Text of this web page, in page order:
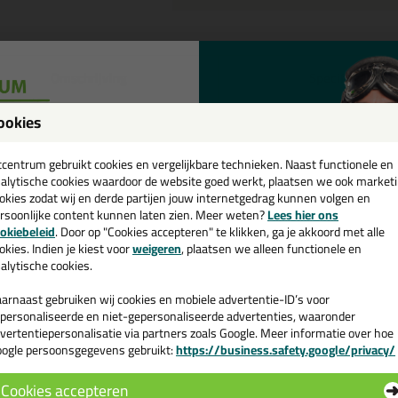
Specificaties
It Silicon 218 in NCS kleur in
de Seal-It Silicon 218 in NCS kleur in NCS S 1015-Y20R vandaag
je meer weten over de toepassing en kenmerken van dit product?Lees
gebruikt cookies en vergelijkbare technieken. Naast functionele en
cookies waardoor de website goed werkt, plaatsen we ook
zodat wij en derde partijen jouw internetgedrag kunnen volgen en
content kunnen laten zien. Meer weten?Lees hier ons
. Door op "Cookies accepteren" te klikken, ga je akkoord met alle
Indien je kiest voorweigeren, plaatsen we alleen functionele en
cookies.
gebruiken wij cookies en mobiele advertentie-ID’s voor
en niet-gepersonaliseerde advertenties, waaronder
via partners zoals Google. Meer informatie over hoe
persoonsgegevens gebruikt:https://business.safety.google/privacy/
Cookies accepteren
💚
en ontvang een
€35,-bij je eerste bestelling!
de actiecode ›